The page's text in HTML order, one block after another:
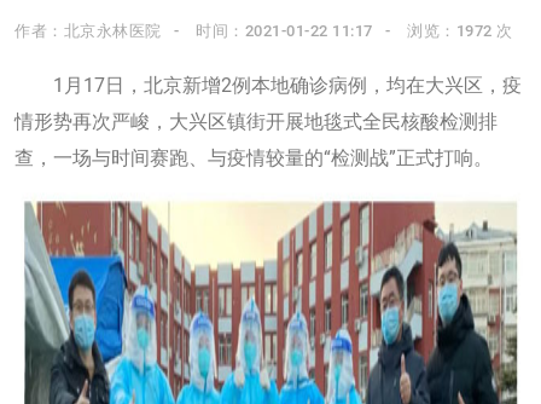
作者：北京永林医院 时间：2021-01-22 11:17 浏览：1972 次
1月17日，北京新增2例本地确诊病例，均在大兴区，疫
情形势再次严峻，大兴区镇街开展地毯式全民核酸检测排
查，一场与时间赛跑、与疫情较量的“检测战”正式打响。